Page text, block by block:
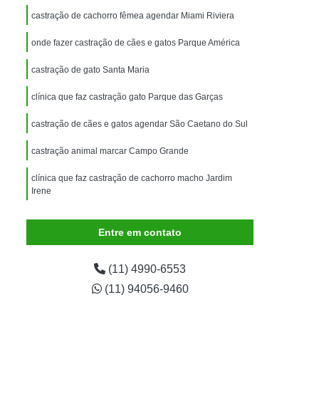
Exame de Imagem para Animais
Exame de Radiologia para Animais
Exame de Sangue para Animais
Exame para Animais
Exame para Animais São Caetano
Animal
para Cachorro
Internação para Gatos
Uti Veterinária
Internação Veterinária São Caetano
Limpeza de Tártaro para Cães
Dentária Canina
castração de cachorro fêmea agendar Miami Riviera
onde fazer castração de cães e gatos Parque América
castração de gato Santa Maria
clínica que faz castração gato Parque das Garças
castração de cães e gatos agendar São Caetano do Sul
castração animal marcar Campo Grande
clínica que faz castração de cachorro macho Jardim
Irene
Entre em contato
(11) 4990-6553
(11) 94056-9460